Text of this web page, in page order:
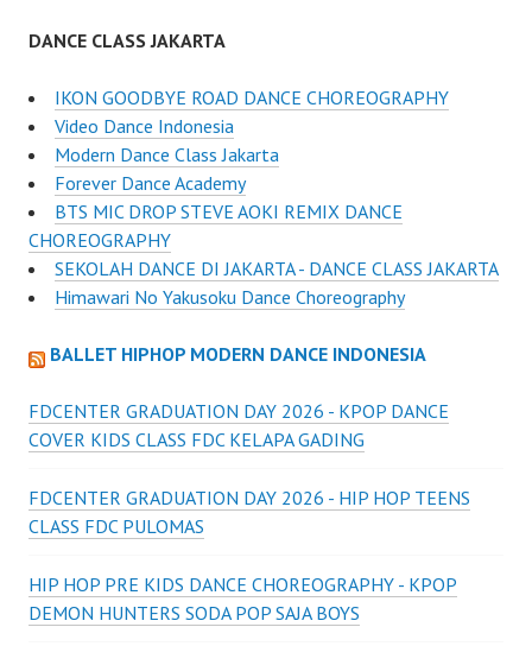
DANCE CLASS JAKARTA
IKON GOODBYE ROAD DANCE CHOREOGRAPHY
Video Dance Indonesia
Modern Dance Class Jakarta
Forever Dance Academy
BTS MIC DROP STEVE AOKI REMIX DANCE
CHOREOGRAPHY
SEKOLAH DANCE DI JAKARTA - DANCE CLASS JAKARTA
Himawari No Yakusoku Dance Choreography
BALLET HIPHOP MODERN DANCE INDONESIA
FDCENTER GRADUATION DAY 2026 - KPOP DANCE
COVER KIDS CLASS FDC KELAPA GADING
FDCENTER GRADUATION DAY 2026 - HIP HOP TEENS
CLASS FDC PULOMAS
HIP HOP PRE KIDS DANCE CHOREOGRAPHY - KPOP
DEMON HUNTERS SODA POP SAJA BOYS